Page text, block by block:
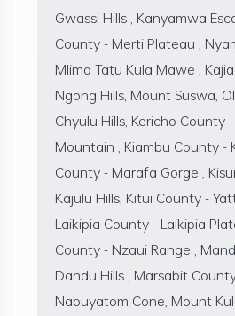
Gwassi Hills , Kanyamwa
County - Merti Plateau ,
Mlima Tatu Kula Mawe ,
Ngong Hills, Mount Suswa,
Chyulu Hills, Kericho County
Mountain , Kiambu County -
County - Marafa Gorge ,
Kajulu Hills, Kitui County -
Laikipia County - Laikipia
County - Nzaui Range ,
Dandu Hills , Marsabit
Nabuyatom Cone, Mount